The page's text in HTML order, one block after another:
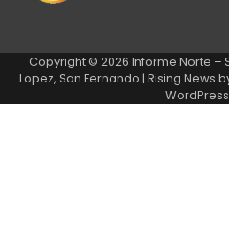
Copyright © 2026 Informe Norte –
Lopez, San Fernando | Rising News
WordPress